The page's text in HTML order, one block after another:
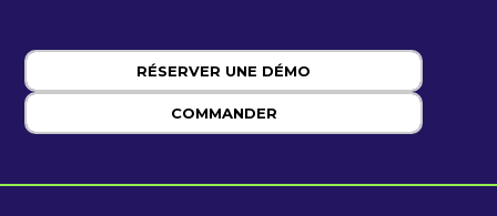
RÉSERVER UNE DÉMO
COMMANDER